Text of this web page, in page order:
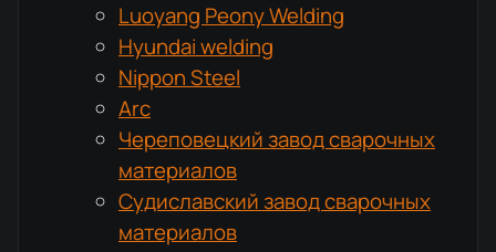
Luoyang Peony Welding
Hyundai welding
Nippon Steel
Arc
Череповецкий завод сварочных
материалов
Судиславский завод сварочных
материалов